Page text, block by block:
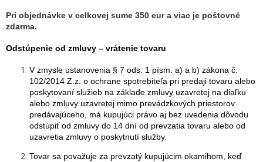
Pri objednávke v celkovej sume 350 eur a viac je poštovné
zdarma.
Odstúpenie od zmluvy – vrátenie tovaru
V zmysle ustanovenia § 7 ods. 1 písm. a) a b) zákona č.
102/2014 Z.z. o ochrane spotrebiteľa pri predaji tovaru alebo
poskytovaní služieb na základe zmluvy uzavretej na diaľku
alebo zmluvy uzavretej mimo prevádzkových priestorov
predávajúceho, má kupujúci právo aj bez uvedenia dôvodu
odstúpiť od zmluvy do 14 dní od prevzatia tovaru alebo od
uzavretia zmluvy o poskytnutí služby.
Tovar sa považuje za prevzatý kupujúcim okamihom, keď